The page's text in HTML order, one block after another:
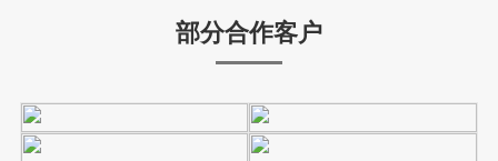
部分合作客户